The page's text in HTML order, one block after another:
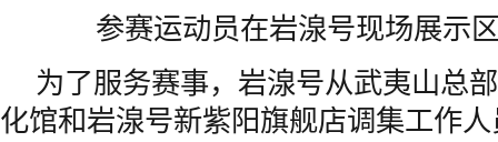
参赛运动员在岩湶号现场展示
为了服务赛事，岩湶号从武夷山总
化馆和岩湶号新紫阳旗舰店调集工作